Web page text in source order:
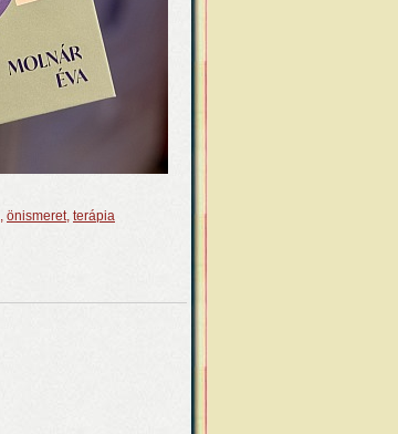
, önismeret, terápia